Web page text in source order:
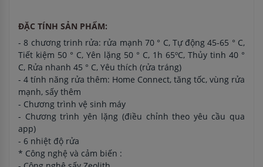
ĐẶC TÍNH SẢN PHẨM:
- 8 chương trinh rửa: rửa mạnh 70 ° C, Tự động 45-65 ° C,
Tiết kiệm 50 ° C, Yên lặng 50 ° C, 1h 65ºC, Thủy tinh 40 °
C, Rửa nhanh 45 ° C, Yêu thích (rửa tráng)
- 4 tính năng rửa thêm: Home Connect, tăng tốc, vùng rửa
mạnh, sấy thêm
- Chương trình vệ sinh máy
- Chương trình yên lặng (điều chỉnh theo yêu cầu qua
app)
- 6 nhiệt độ rửa
* Công nghệ và cảm biến :